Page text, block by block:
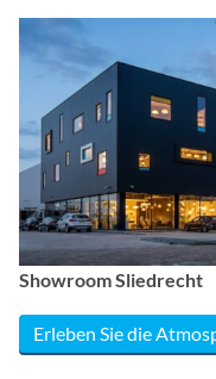
Showroom Sliedrecht
Erleben Sie die